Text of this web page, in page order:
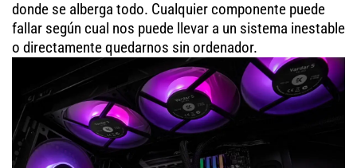
donde se alberga todo. Cualquier componente puede
fallar según cual nos puede llevar a un sistema inestable
o directamente quedarnos sin ordenador.